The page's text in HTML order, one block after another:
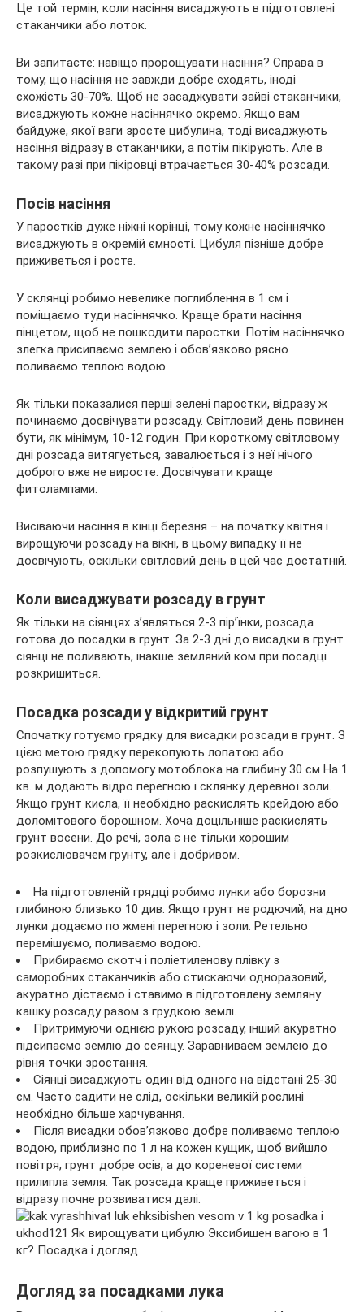
Це той термін, коли насіння висаджують в підготовлені
стаканчики або лоток.
Ви запитаєте: навіщо пророщувати насіння? Справа в
тому, що насіння не завжди добре сходять, іноді
схожість 30-70%. Щоб не засаджувати зайві стаканчики,
висаджують кожне насіннячко окремо. Якщо вам
байдуже, якої ваги зросте цибулина, тоді висаджують
насіння відразу в стаканчики, а потім пікірують. Але в
такому разі при пікіровці втрачається 30-40% розсади.
Посів насіння
У паростків дуже ніжні корінці, тому кожне насіннячко
висаджують в окремій ємності. Цибуля пізніше добре
приживеться і росте.
У склянці робимо невелике поглиблення в 1 см і
поміщаємо туди насіннячко. Краще брати насіння
пінцетом, щоб не пошкодити паростки. Потім насіннячко
злегка присипаємо землею і обов’язково рясно
поливаємо теплою водою.
Як тільки показалися перші зелені паростки, відразу ж
починаємо досвічувати розсаду. Світловий день повинен
бути, як мінімум, 10-12 годин. При короткому світловому
дні розсада витягується, завалюється і з неї нічого
доброго вже не виросте. Досвічувати краще
фитолампами.
Висіваючи насіння в кінці березня – на початку квітня і
вирощуючи розсаду на вікні, в цьому випадку її не
досвічують, оскільки світловий день в цей час достатній.
Коли висаджувати розсаду в грунт
Як тільки на сіянцях з’являться 2-3 пір’їнки, розсада
готова до посадки в грунт. За 2-3 дні до висадки в грунт
сіянці не поливають, інакше земляний ком при посадці
розкришиться.
Посадка розсади у відкритий грунт
Спочатку готуємо грядку для висадки розсади в грунт. З
цією метою грядку перекопують лопатою або
розпушують з допомогу мотоблока на глибину 30 см На 1
кв. м додають відро перегною і склянку деревної золи.
Якщо грунт кисла, її необхідно раскислять крейдою або
доломітового борошном. Хоча доцільніше раскислять
грунт восени. До речі, зола є не тільки хорошим
розкислювачем грунту, але і добривом.
На підготовленій грядці робимо лунки або борозни
глибиною близько 10 див. Якщо грунт не родючий, на дно
лунки додаємо по жмені перегною і золи. Ретельно
перемішуємо, поливаємо водою.
Прибираємо скотч і поліетиленову плівку з
саморобних стаканчиків або стискаючи одноразовий,
акуратно дістаємо і ставимо в підготовлену земляну
кашку розсаду разом з грудкою землі.
Притримуючи однією рукою розсаду, інший акуратно
підсипаємо землю до сеянцу. Заравниваем землею до
рівня точки зростання.
Сіянці висаджують один від одного на відстані 25-30
см. Часто садити не слід, оскільки великій рослині
необхідно більше харчування.
Після висадки обов’язково добре поливаємо теплою
водою, приблизно по 1 л на кожен кущик, щоб вийшло
повітря, грунт добре осів, а до кореневої системи
прилипла земля. Так розсада краще приживеться і
відразу почне розвиватися далі.
Догляд за посадками лука